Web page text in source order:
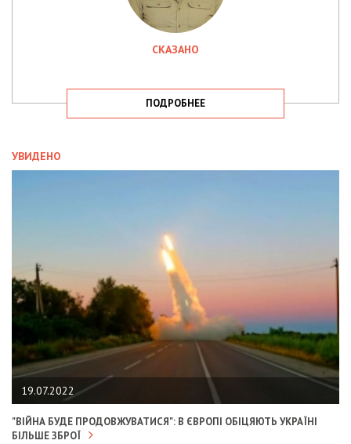
СКАЗАНО
ПОДРОБНЕЕ
УВИДЕНО
19.07.2022
"ВІЙНА БУДЕ ПРОДОВЖУВАТИСЯ": В ЄВРОПІ ОБІЦЯЮТЬ УКРАЇНІ
БІЛЬШЕ ЗБРОЇ